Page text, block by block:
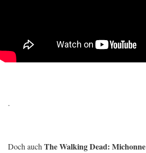
.
Doch auchThe Walking Dead: Michonne